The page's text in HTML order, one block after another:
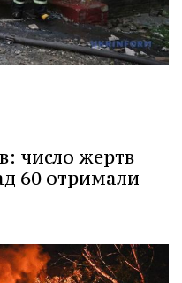
число жертв
60 отримали